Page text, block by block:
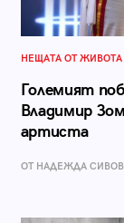
НЕЩАТА ОТ ЖИВОТА
Големият
Владимир
артиста
ОТ НАДЕЖДА